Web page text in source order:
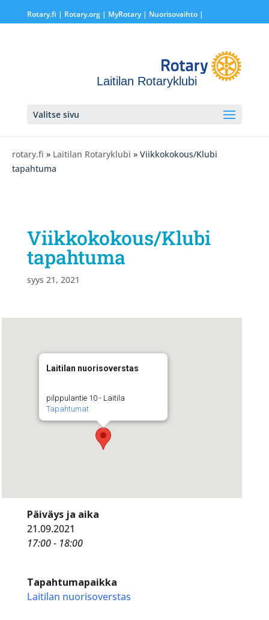
Rotary.fi | Rotary.org| MyRotary | Nuorisovaihto|
Laitilan Rotaryklubi
Valitse sivu
rotary.fi » Laitilan Rotaryklubi » Viikkokokous/Klubi
tapahtuma
Viikkokokous/Klubi
tapahtuma
syys 21, 2021
Laitilan nuorisoverstas
pilppulantie 10 - Laitila
Tapahtumat
Päiväys ja aika
21.09.2021
17:00 - 18:00
Tapahtumapaikka
Laitilan nuorisoverstas